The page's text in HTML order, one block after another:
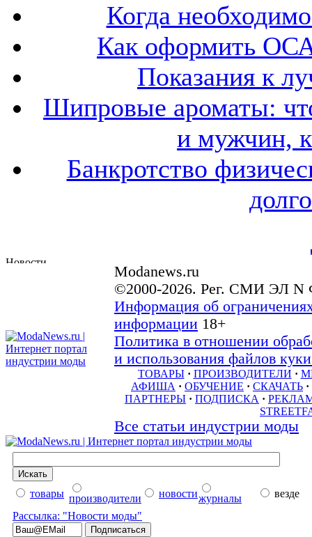
Когда
Как оформить
Показания к
Шипровые ароматы:
и мужчин,
Банкротство
Modanews.ru
©2000-2026. Рег. СМИ ЭЛ N
Информация об
информации 18+
Политика в отношении
и использования файлов
ТОВАРЫ · ПРОИЗВОДИТЕЛИ ·
АФИША · ОБУЧЕНИЕ · СКАЧАТЬ ·
ПАРТНЕРЫ · ПОДПИСКА ·
Все статьи индустрии моды
товары производители новостижурналы
везде
Рассылка: "Новости моды"